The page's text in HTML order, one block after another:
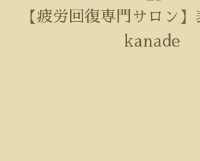
【疲労回復専門サロン】
kanade